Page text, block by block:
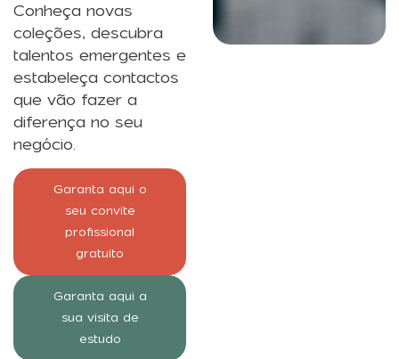
Conheça novas
coleções, descubra
talentos emergentes e
estabeleça contactos
que vão fazer a
diferença no seu
negócio.
Garanta aqui o
seu convite
profissional
gratuito
Garanta aqui a
sua visita de
estudo